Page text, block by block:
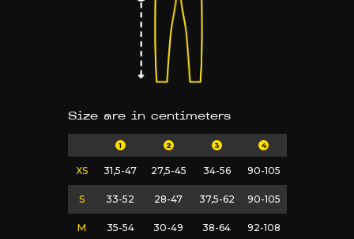
Size are in centimeters
1 2 3 4
XS 31,5-47 27,5-45 34-56 90-105
S 33-52 28-47 37,5-62 90-105
M 35-54 30-49 38-64 92-108